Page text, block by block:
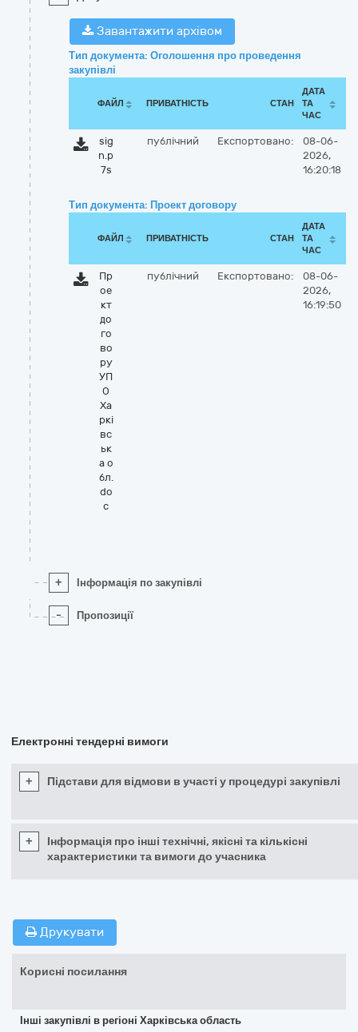
Завантажити архівом
Тип документа: Оголошення про проведення
закупівлі
ФАЙЛ ПРИВАТНІСТЬ СТАН
ДАТА
ТА
ЧАС
sig
n.p
7s
публічний Експортовано:
08-06-
2026,
16:20:18
Тип документа: Проект договору
ФАЙЛ ПРИВАТНІСТЬ СТАН
ДАТА
ТА
ЧАС
Пр
ое
кт
до
го
во
ру
УП
О
Ха
ркі
вс
ьк
а о
бл.
do
c
публічний Експортовано:
08-06-
2026,
16:19:50
+ Інформація по закупівлі
- Пропозиції
Електронні тендерні вимоги
+ Підстави для відмови в участі у процедурі закупівлі
+
Інформація про інші технічні, якісні та кількісні
характеристики та вимоги до учасника
Друкувати
Корисні посилання
Інші закупівлі в регіоні Харківська область